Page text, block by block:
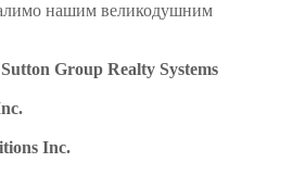
нашим великодушним
Group Realty Systems
Inc.